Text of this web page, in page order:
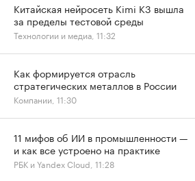
Китайская нейросеть Kimi K3 вышла
за пределы тестовой среды
Технологии и медиа, 11:32
Как формируется отрасль
стратегических металлов в России
Компании, 11:30
11 мифов об ИИ в промышленности —
и как все устроено на практике
РБК и Yandex Cloud, 11:28